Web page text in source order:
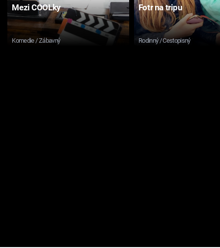
Mezi COOLky
Komedie / Zábavný
Fotr na tripu
Rodinný / Cestopisný